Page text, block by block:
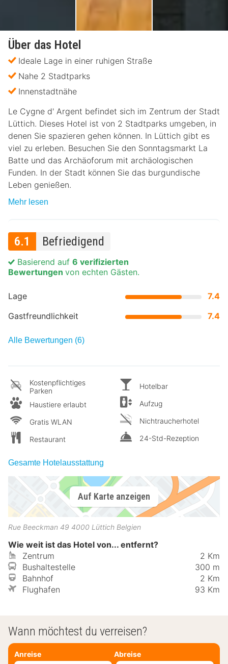
Über das Hotel
Ideale Lage in einer ruhigen Straße
Nahe 2 Stadtparks
Innenstadtnähe
Le Cygne d' Argent befindet sich im Zentrum der Stadt
Lüttich. Dieses Hotel ist von 2 Stadtparks umgeben, in
denen Sie spazieren gehen können. In Lüttich gibt es
viel zu erleben. Besuchen Sie den Sonntagsmarkt La
Batte und das Archäoforum mit archäologischen
Funden. In der Stadt können Sie das burgundische
Leben genießen.
Mehr lesen
6.1 Befriedigend
Lage
7.4
Gastfreundlichkeit
7.4
Basierend auf 6 verifizierten
Bewertungen von echten Gästen.
Alle Bewertungen (6)
Kostenpflichtiges
Parken
Haustiere erlaubt
Gratis WLAN
Restaurant
Hotelbar
Aufzug
Nichtraucherhotel
24-Std-Rezeption
Gesamte Hotelausstattung
Auf Karte anzeigen
Rue Beeckman 49 4000 Lüttich Belgien
Wie weit ist das Hotel von... entfernt?
Zentrum
2 Km
Bushaltestelle
300 m
Bahnhof
2 Km
Flughafen
93 Km
Wann möchtest du verreisen?
Anreise Abreise